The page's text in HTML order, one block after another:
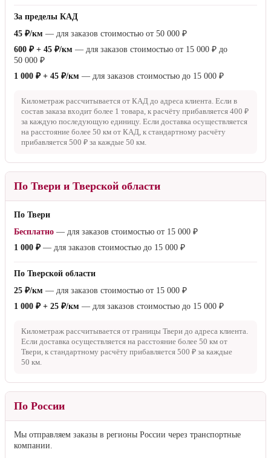
За пределы КАД
45 ₽/км — для заказов стоимостью от 50 000 ₽
600 ₽ + 45 ₽/км — для заказов стоимостью от 15 000 ₽ до
50 000 ₽
1 000 ₽ + 45 ₽/км — для заказов стоимостью до 15 000 ₽
Километраж рассчитывается от КАД до адреса клиента. Если в
состав заказа входит более 1 товара, к расчёту прибавляется 400 ₽
за каждую последующую единицу. Если доставка осуществляется
на расстояние более 50 км от КАД, к стандартному расчёту
прибавляется 500 ₽ за каждые 50 км.
По Твери и Тверской области
По Твери
Бесплатно — для заказов стоимостью от 15 000 ₽
1 000 ₽— для заказов стоимостью до 15 000 ₽
По Тверской области
25 ₽/км — для заказов стоимостью от 15 000 ₽
1 000 ₽ + 25 ₽/км — для заказов стоимостью до 15 000 ₽
Километраж рассчитывается от границы Твери до адреса клиента.
Если доставка осуществляется на расстояние более 50 км от
Твери, к стандартному расчёту прибавляется 500 ₽ за каждые
50 км.
По России
Мы отправляем заказы в регионы России через транспортные
компании.